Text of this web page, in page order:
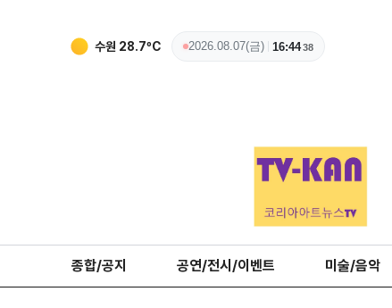
청주 29.7ºC 2026.08.07(금) 16:4440
종합/공지 공연/전시/이벤트 미술/음악